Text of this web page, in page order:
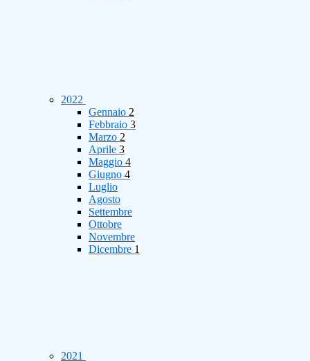
2022
Gennaio 2
Febbraio 3
Marzo 2
Aprile 3
Maggio 4
Giugno 4
Luglio
Agosto
Settembre
Ottobre
Novembre
Dicembre 1
2021